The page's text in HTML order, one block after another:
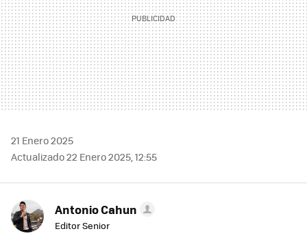
21 Enero 2025
Actualizado 22 Enero 2025, 12:55
Antonio Cahun
Editor Senior